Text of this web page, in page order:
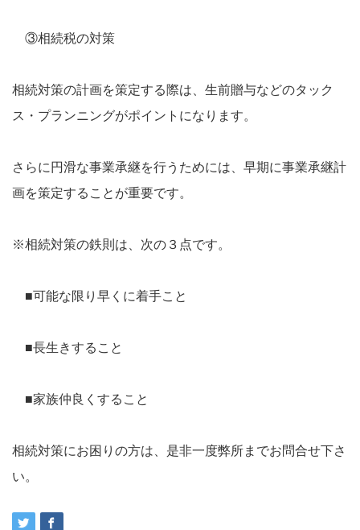
③相続税の対策
相続対策の計画を策定する際は、生前贈与などのタック
ス・プランニングがポイントになります。
さらに円滑な事業承継を行うためには、早期に事業承継計
画を策定することが重要です。
※相続対策の鉄則は、次の３点です。
■可能な限り早くに着手こと
■長生きすること
■家族仲良くすること
相続対策にお困りの方は、是非一度弊所までお問合せ下さ
い。